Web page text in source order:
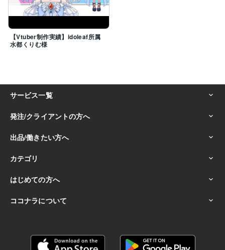
【Vtuber制作実績】idoleaf所属
水都くりむ様